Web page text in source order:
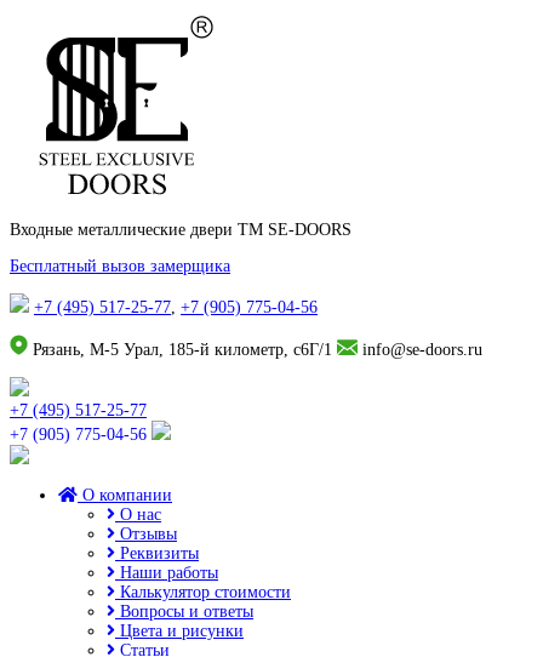
Входные металлические двери TM SE-DOORS
Бесплатный вызов замерщика
+7 (495) 517-25-77, +7 (905) 775-04-56
Рязань, М-5 Урал, 185-й километр, с6Г/1 info@se-doors.ru
+7 (495) 517-25-77
+7 (905) 775-04-56
О компании
О нас
Отзывы
Реквизиты
Наши работы
Калькулятор стоимости
Вопросы и ответы
Цвета и рисунки
Статьи